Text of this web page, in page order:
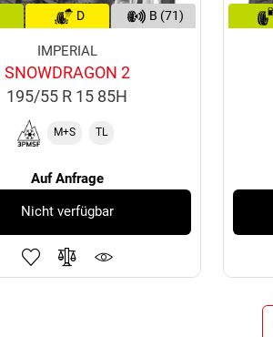
D B (71)
IMPERIAL
SNOWDRAGON 2
195/55 R 15 85H
M+S TL
Auf Anfrage
Nicht verfügbar